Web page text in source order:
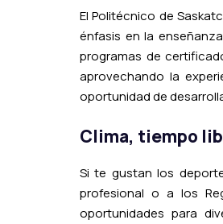
El Politécnico de
énfasis en la
programas de
aprovechando la
oportunidad de
Clima, tiempo
Si te gustan los
profesional o a los
oportunidades para